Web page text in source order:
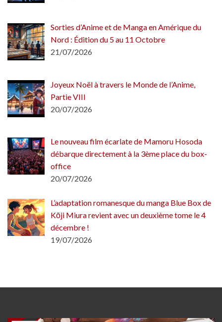
Sorties d’Anime et de Manga en Amérique du
Nord : Édition du 5 au 11 Octobre
21/07/2026
Joyeux Noël à travers le Monde de l’Anime,
Partie VIII
20/07/2026
Le nouveau film écarlate de Mamoru Hosoda
débarque directement à la 3ème place du box-
office
20/07/2026
L’adaptation romanesque du manga Blue Box de
Kōji Miura revient avec un deuxième tome le 4
décembre !
19/07/2026